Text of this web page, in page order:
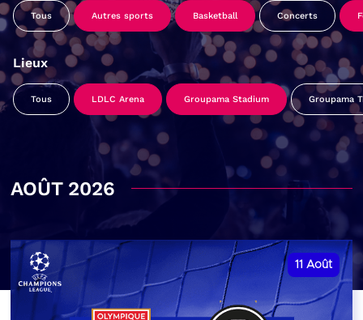
Tous Autres sports Basketball Concerts
Lieux
Tous LDLC Arena Groupama Stadium Groupama
AOÛT 2026
11 Août